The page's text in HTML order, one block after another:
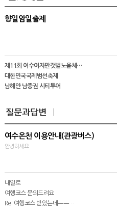
향일암일출제
제11회 여수여자만갯벌노을체…
대한민국국제범선축제
남해안 남중권 시티투어
여수온천 이용안내(관광버스)
안녕하세요
내일로
여행코스 문의드려요
Re: 여행코스 받았는데ㅡㅡ…